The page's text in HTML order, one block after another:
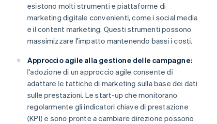
esistono molti strumenti e piattaforme di
marketing digitale convenienti, come i social media
e il content marketing. Questi strumenti possono
massimizzare l'impatto mantenendo bassi i costi.
Approccio agile alla gestione delle campagne:
l'adozione di un approccio agile consente di
adattare le tattiche di marketing sulla base dei dati
sulle prestazioni. Le start-up che monitorano
regolarmente gli indicatori chiave di prestazione
(KPI) e sono pronte a cambiare direzione possono